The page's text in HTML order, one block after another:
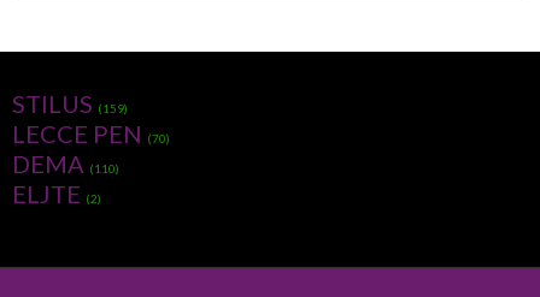
STILUS (159)
LECCE PEN (70)
DEMA (110)
ELJTE (2)